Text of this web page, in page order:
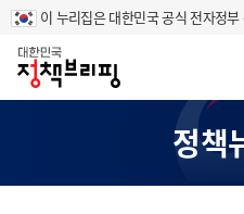
이 누리집은 대한민국 공식 전자정
홈
정책